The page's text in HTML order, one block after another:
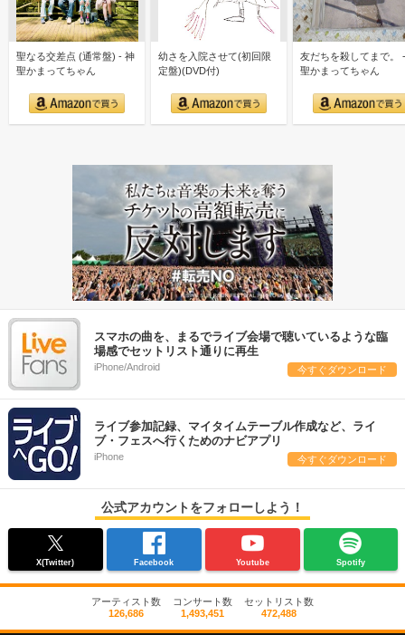
聖なる交差点 (通常盤) - 神
聖かまってちゃん
幼さを入院させて(初回限
定盤)(DVD付)
友だちを殺してまで。
聖かまってちゃん
スマホの曲を、まるでライブ会場で聴いているような臨
場感でセットリスト通りに再生
iPhone/Android 今すぐダウンロード
ライブ参加記録、マイタイムテーブル作成など、ライ
ブ・フェスへ行くためのナビアプリ
iPhone 今すぐダウンロード
公式アカウントをフォローしよう！
X(Twitter) Facebook Youtube Spotify
アーティスト数
126,686
コンサート数
1,493,451
セットリスト数
472,488